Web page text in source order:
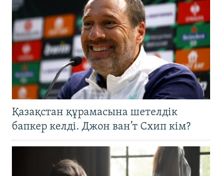
Қазақстан құрамасына шетелдік
бапкер келді. Джон ван’т Схип кім?